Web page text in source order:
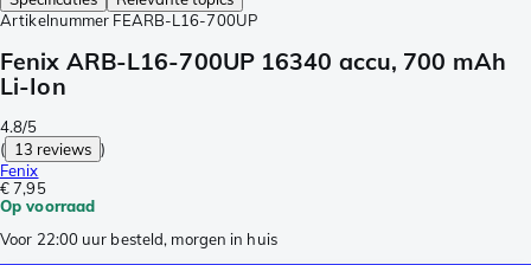
Artikelnummer FEARB-L16-700UP
Fenix ARB-L16-700UP 16340 accu, 700 mAh
Li-Ion
4.8/5
( 13 reviews )
Fenix
€ 7,95
Op voorraad
Voor 22:00 uur besteld, morgen in huis